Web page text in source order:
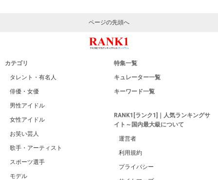
ページの先頭へ
カテゴリ
タレント・有名人
俳優・女優
男性アイドル
女性アイドル
お笑い芸人
歌手・アーティスト
スポーツ選手
モデル
特集一覧
キュレーター一覧
キーワード一覧
RANK1[ランク1]｜人気ランキングサ
イト～国内最大級について
運営者
利用規約
プライバシー